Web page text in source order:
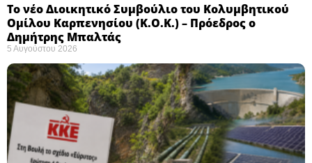
Το νέο Διοικητικό Συμβούλιο του Κολυμβητικού
Ομίλου Καρπενησίου (Κ.Ο.Κ.) – Πρόεδρος ο
Δημήτρης Μπαλτάς
5 Αυγούστου 2026